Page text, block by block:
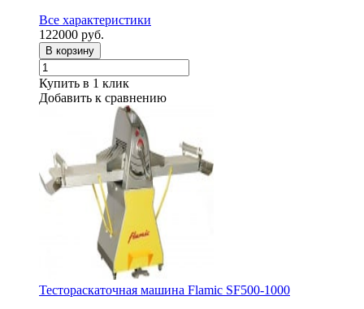
Все характеристики
122000 руб.
В корзину
Купить в 1 клик
Добавить к сравнению
Тестораскаточная машина Flamic SF500-1000